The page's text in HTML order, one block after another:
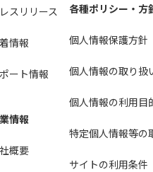
スリリース
情報
ート情報
情報
概要
各種ポリシー・方
個人情報保護方針
個人情報の取り扱
個人情報の利用目
特定個人情報等の
サイトの利用条件